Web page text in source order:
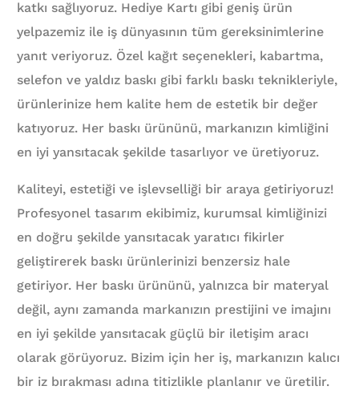
katkı sağlıyoruz. Hediye Kartı gibi geniş ürün
yelpazemiz ile iş dünyasının tüm gereksinimlerine
yanıt veriyoruz. Özel kağıt seçenekleri, kabartma,
selefon ve yaldız baskı gibi farklı baskı teknikleriyle,
ürünlerinize hem kalite hem de estetik bir değer
katıyoruz. Her baskı ürününü, markanızın kimliğini
en iyi yansıtacak şekilde tasarlıyor ve üretiyoruz.
Kaliteyi, estetiği ve işlevselliği bir araya getiriyoruz!
Profesyonel tasarım ekibimiz, kurumsal kimliğinizi
en doğru şekilde yansıtacak yaratıcı fikirler
geliştirerek baskı ürünlerinizi benzersiz hale
getiriyor. Her baskı ürününü, yalnızca bir materyal
değil, aynı zamanda markanızın prestijini ve imajını
en iyi şekilde yansıtacak güçlü bir iletişim aracı
olarak görüyoruz. Bizim için her iş, markanızın kalıcı
bir iz bırakması adına titizlikle planlanır ve üretilir.